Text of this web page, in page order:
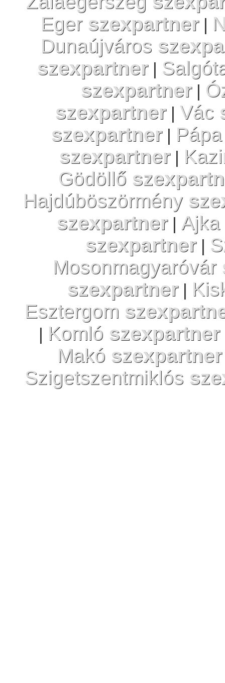
Eger szexpartner|
Dunaújváros
szexpartner|
szexpartner|
szexpartner| Vác
szexpartner|
szexpartner|
Gödöllő
Hajdúböszörmény
szexpartner| Ajka
szexpartner|
Mosonmagyaróvár
szexpartner|
Esztergom
| Komló szexpartner
Makó szexpartner
Szigetszentmiklós